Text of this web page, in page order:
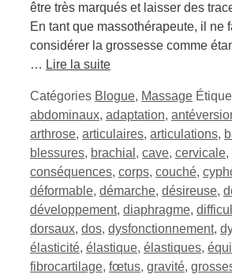
être très marqués et laisser des
En tant que massothérapeute, il ne
considérer la grossesse comme
… Lire la suite
Catégories Blogue, Massage
abdominaux, adaptation,
arthrose, articulaires, articulations,
blessures, brachial , cave, cervicale,
conséquences, corps, couché,
déformable, démarche, désireuse,
développement, diaphragme,
dorsaux, dos, dysfonctionnement,
élasticité, élastique, élastiques,
fibrocartilage, fœtus, gravité,